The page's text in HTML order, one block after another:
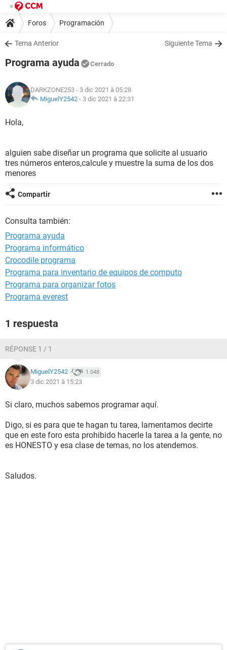
Foros Programación
Tema Anterior Siguiente Tema
Programa ayuda Cerrado
DARKZONE253 - 3 dic 2021 à 05:28
MiguelY2542 - 3 dic 2021 à 22:31
Hola,
alguien sabe diseñar un programa que solicite al usuario
tres números enteros,calcule y muestre la suma de los dos
menores
Compartir
Consulta también:
Programa ayuda
Programa informático
Crocodile programa
Programa para inventario de equipos de computo
Programa para organizar fotos
Programa everest
1 respuesta
RÉPONSE 1 / 1
MiguelY2542 1.048
3 dic 2021 à 15:23
Si claro, muchos sabemos programar aquí.
Digo, si es para que te hagan tu tarea, lamentamos decirte
que en este foro esta prohibido hacerle la tarea a la gente, no
es HONESTO y esa clase de temas, no los atendemos.
Saludos.